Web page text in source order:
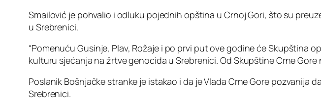
Smailović je pohvalio i odluku pojednih opština u Crnoj Gori, što su
u Srebrenici.
“Pomenuću Gusinje, Plav, Rožaje i po prvi put ove godine će Skupština
kulturu sjećanja na žrtve genocida u Srebrenici. Od Skupštine Crne
Poslanik Bošnjačke stranke je istakao i da je Vlada Crne Gore
Srebrenici.